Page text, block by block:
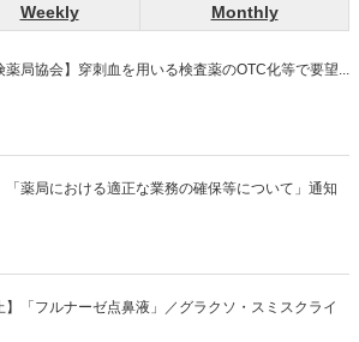
Weekly Monthly
薬局協会】穿刺血を用いる検査薬のOTC化等で要望...
「薬局における適正な業務の確保等について」通知
】「フルナーゼ点鼻液」／グラクソ・スミスクライ